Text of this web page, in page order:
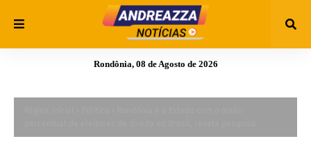
Rondônia, 08 de Agosto de 2026